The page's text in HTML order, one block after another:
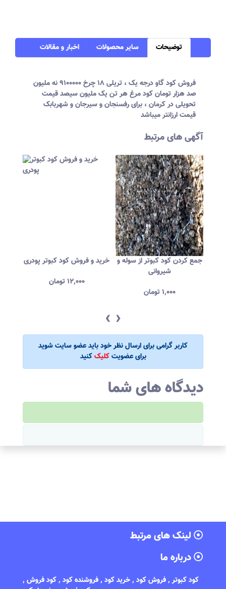
توضیحات سایر محصولات اخبار و مقالات
فروش کود گاو درجه یک ، تریلی ۱۸ چرخ ۹۱۰۰۰۰۰ نه ملیون
صد هزار تومان کود مرغ هر تن یک ملیون سیصد قیمت
تحویلی در کرمان ، برای رفسنجان و سیرجان و شهربابک
قیمت ارزانتر میباشد
آگهی های مرتبط
خرید و فروش کود کبوتر پودری
۱۲,۰۰۰ تومان
جمع کردن کود کبوتر از سوله و
شیروانی
۱,۰۰۰ تومان
‹ ›
کاربر گرامی برای ارسال نظر خود باید عضو سایت شوید
برای عضویتکلیککنید
دیدگاه های شما
لینک های مرتبط
درباره ما
کود کبوتر , فروش کود , خرید کود , فروشنده کود , کود فروش ,